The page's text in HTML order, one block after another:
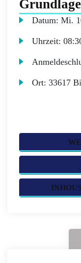
Datum:Mi.
Uhrzeit:
Ort:33617